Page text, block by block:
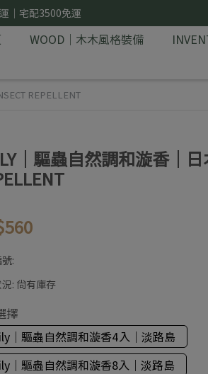
｜宅配3500免運
WOOD｜木木風格裝備
REPELLENT
｜驅蟲自然調和漩香｜
:
: 尚有庫存
擇
｜驅蟲自然調和漩香4入｜淡路島
｜驅蟲自然調和漩香8入｜淡路島